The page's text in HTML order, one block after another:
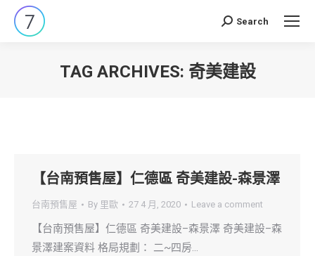
Search:
Search
TAG ARCHIVES: 奇美建設
【台南預售屋】仁德區 奇美建設-森景澤
台南預售屋 By 里歐 27 4 月, 2020 Leave a comment
【台南預售屋】仁德區 奇美建設–森景澤 奇美建設–森
景澤建案資料 格局規劃： 二~四房…